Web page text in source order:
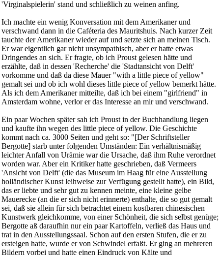
'Virginalspielerin' stand und schließlich zu weinen anfing.
Ich machte ein wenig Konversation mit dem Amerikaner und
verschwand dann in die Caféteria des Mauritshuis. Nach kurzer Zeit
tauchte der Amerikaner wieder auf und setzte sich an meinen Tisch.
Er war eigentlich gar nicht unsympathisch, aber er hatte etwas
Dringendes an sich. Er fragte, ob ich Proust gelesen hätte und
erzählte, daß in dessen 'Recherche' die 'Stadtansicht von Delft'
vorkomme und daß da diese Mauer "with a little piece of yellow"
gemalt sei und ob ich wohl dieses little piece of yellow bemerkt hätte.
Als ich dem Amerikaner mitteilte, daß ich bei einem "girlfriend" in
Amsterdam wohne, verlor er das Interesse an mir und verschwand.
Ein paar Wochen später sah ich Proust in der Buchhandlung liegen
und kaufte ihn wegen des little piece of yellow. Die Geschichte
kommt nach ca. 3000 Seiten und geht so: "[Der Schriftsteller
Bergotte] starb unter folgenden Umständen: Ein verhältnismäßig
leichter Anfall von Urämie war die Ursache, daß ihm Ruhe verordnet
worden war. Aber ein Kritiker hatte geschrieben, daß Vermeers
'Ansicht von Delft' (die das Museum im Haag für eine Ausstellung
holländischer Kunst leihweise zur Verfügung gestellt hatte), ein Bild,
das er liebte und sehr gut zu kennen meinte, eine kleine gelbe
Mauerecke (an die er sich nicht erinnerte) enthalte, die so gut gemalt
sei, daß sie allein für sich betrachtet einem kostbaren chinesischen
Kunstwerk gleichkomme, von einer Schönheit, die sich selbst genüge;
Bergotte aß daraufhin nur ein paar Kartoffeln, verließ das Haus und
trat in den Ausstellungssaal. Schon auf den ersten Stufen, die er zu
ersteigen hatte, wurde er von Schwindel erfaßt. Er ging an mehreren
Bildern vorbei und hatte einen Eindruck von Kälte und